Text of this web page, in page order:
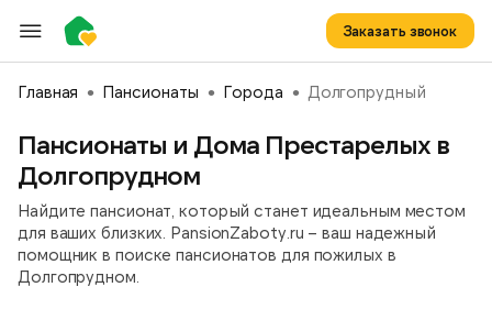
Заказать звонок
Главная Пансионаты Города Долгопрудный
Пансионаты и Дома Престарелых в
Долгопрудном
Найдите пансионат, который станет идеальным местом
для ваших близких. PansionZaboty.ru – ваш надежный
помощник в поиске пансионатов для пожилых в
Долгопрудном.